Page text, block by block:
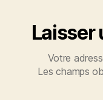
Laisser
Votre
Les champs